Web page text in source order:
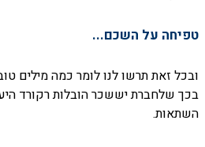
טפיחה על השכם...
ובכל זאת תרשו לנו לומר כמה מילים
בכך שלחברת יששכר הובלות רקורד
השתאות.